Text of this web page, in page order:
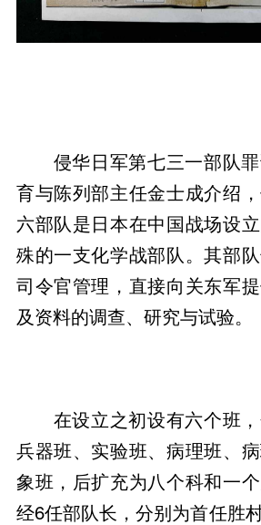
侵华日军第七三一部队
育与陈列部主任金士成介绍
六部队是日本在中国战场设
殊的一支化学战部队。其部
司令官管理，直接向关东军
及资料的调查、研究与试验。
在设立之初设有六个班，
兵器班、实验班、病理班、
象班，后扩充为八个科和一
经6任部队长，分别为首任胜